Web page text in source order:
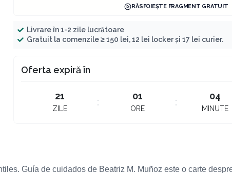
RĂSFOIEȘTE FRAGMENT GRATUIT
Livrare în 1-2 zile lucrătoare
Gratuit la comenzile ≥ 150 lei, 12 lei locker și 17 lei curier.
Oferta expiră în
21
ZILE
01
ORE
04
MINUTE
Guía de cuidados de Beatriz M. Muñoz este o carte